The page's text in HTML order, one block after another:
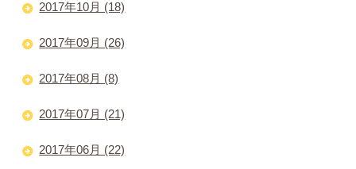
2017年10月 (18)
2017年09月 (26)
2017年08月 (8)
2017年07月 (21)
2017年06月 (22)